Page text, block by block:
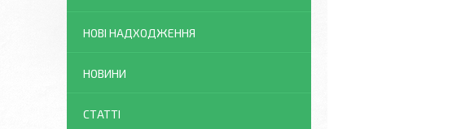
НОВІ НАДХОДЖЕННЯ
НОВИНИ
СТАТТІ